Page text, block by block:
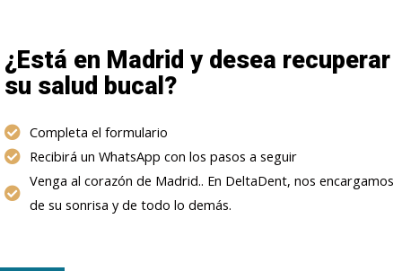
¿Está en Madrid y desea recuperar
su salud bucal?
Completa el formulario
Recibirá un WhatsApp con los pasos a seguir
Venga al corazón de Madrid.. En DeltaDent, nos encargamos
de su sonrisa y de todo lo demás.